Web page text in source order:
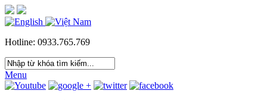
Hotline: 0933.765.769
Menu